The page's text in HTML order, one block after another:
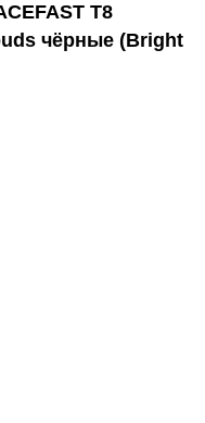
T8
чёрные (Bright